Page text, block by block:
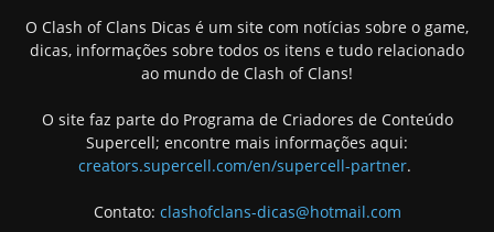
O Clash of Clans Dicas é um site com notícias sobre o game,
dicas, informações sobre todos os itens e tudo relacionado
ao mundo de Clash of Clans!
O site faz parte do Programa de Criadores de Conteúdo
Supercell; encontre mais informações aqui:
creators.supercell.com/en/supercell-partner.
Contato: clashofclans-dicas@hotmail.com